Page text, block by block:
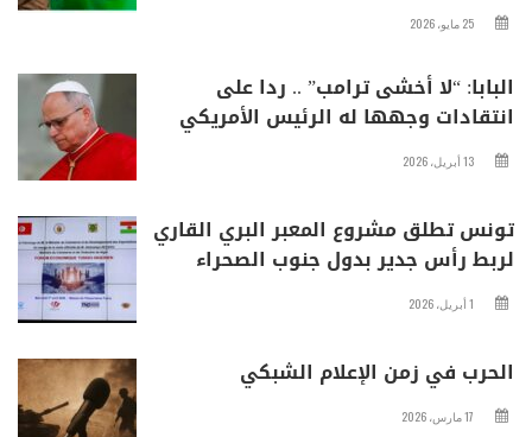
25 مايو، 2026
البابا: “لا أخشى ترامب” .. ردا على
انتقادات وجهها له الرئيس الأمريكي
13 أبريل، 2026
تونس تطلق مشروع المعبر البري القاري
لربط رأس جدير بدول جنوب الصحراء
1 أبريل، 2026
الحرب في زمن الإعلام الشبكي
17 مارس، 2026